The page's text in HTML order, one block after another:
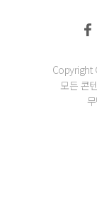
Copyright
모든 콘